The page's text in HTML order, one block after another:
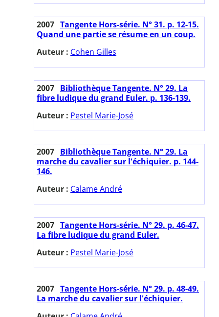
2007 Tangente Hors-série. N° 31. p. 12-15.
Quand une partie se résume en un coup.
Auteur : Cohen Gilles
2007 Bibliothèque Tangente. N° 29. La
fibre ludique du grand Euler. p. 136-139.
Auteur : Pestel Marie-José
2007 Bibliothèque Tangente. N° 29. La
marche du cavalier sur l'échiquier. p. 144-
146.
Auteur : Calame André
2007 Tangente Hors-série. N° 29. p. 46-47.
La fibre ludique du grand Euler.
Auteur : Pestel Marie-José
2007 Tangente Hors-série. N° 29. p. 48-49.
La marche du cavalier sur l'échiquier.